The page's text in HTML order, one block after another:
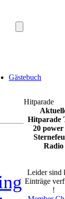
Gästebuch
Hitparade
Hitparade
20
Radio
Leider sind
Einträge
!